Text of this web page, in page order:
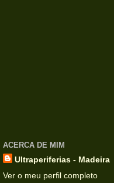
ACERCA DE MIM
Ultraperiferias - Madeira
Ver o meu perfil completo